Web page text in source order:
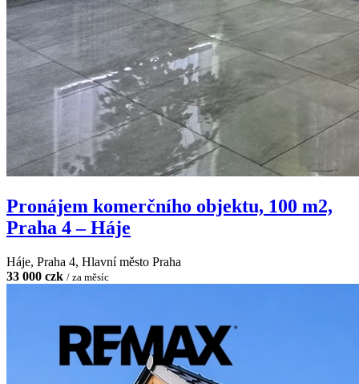
Pronájem komerčního objektu, 100 m2,
Praha 4 – Háje
Háje, Praha 4, Hlavní město Praha
33 000 czk / za měsíc